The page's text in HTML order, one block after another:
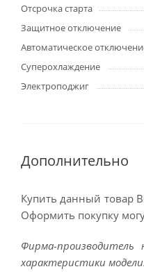
Отсрочка старта
Защитное отключение
Автоматическое
Суперохлаждение
Электроподжиг
Дополнительно
Купить данный товар
Оформить покупку
Фирма-
характеристики модели.